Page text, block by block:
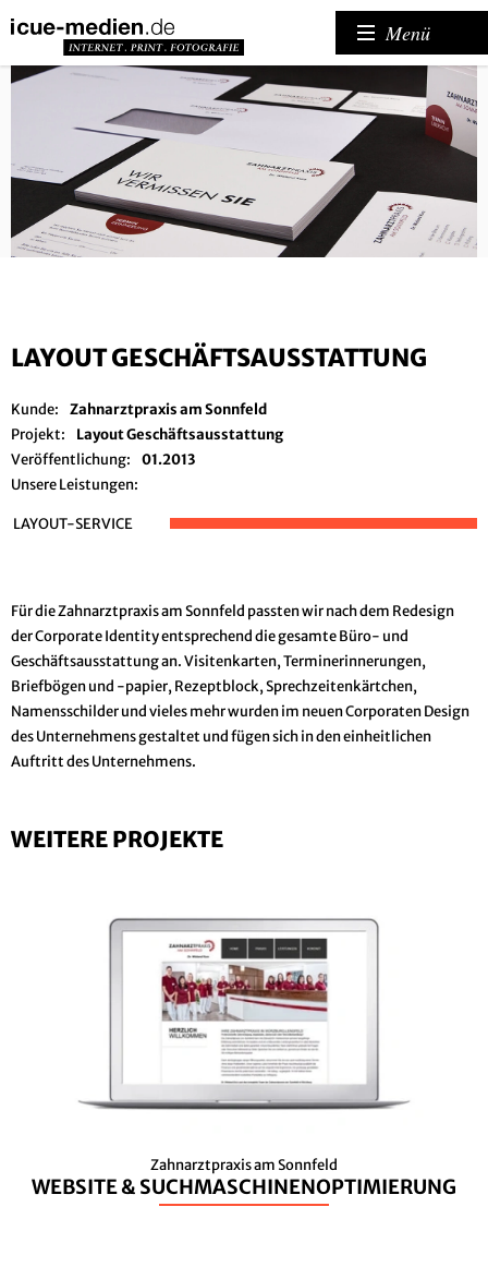
Menü
LAYOUT GESCHÄFTSAUSSTATTUNG
Kunde:
Zahnarztpraxis am Sonnfeld
Projekt:
Layout Geschäftsausstattung
Veröffentlichung:
01.2013
Unsere Leistungen:
LAYOUT-SERVICE
Für die Zahnarztpraxis am Sonnfeld passten wir nach dem Redesign
der Corporate Identity entsprechend die gesamte Büro- und
Geschäftsausstattung an. Visitenkarten, Terminerinnerungen,
Briefbögen und -papier, Rezeptblock, Sprechzeitenkärtchen,
Namensschilder und vieles mehr wurden im neuen Corporaten Design
des Unternehmens gestaltet und fügen sich in den einheitlichen
Auftritt des Unternehmens.
WEITERE PROJEKTE
Zahnarztpraxis am Sonnfeld
WEBSITE & SUCHMASCHINENOPTIMIERUNG